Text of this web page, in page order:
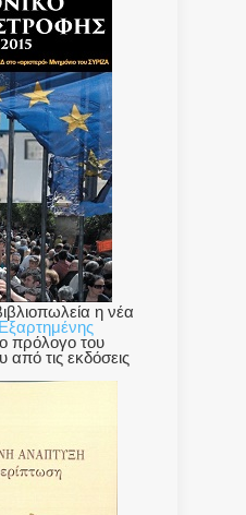
η νέα
Εξαρτημένης
πρόλογο του
τις εκδόσεις